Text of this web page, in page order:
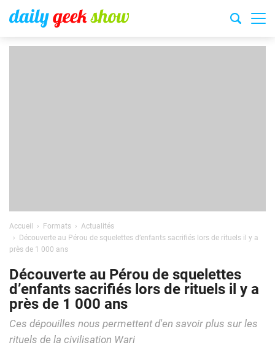
Accueil Formats
Actualités
Découverte au Pérou de squelettes d’enfants sacrifiés lors de rituels il y a
près de 1 000 ans
Découverte au Pérou de squelettes
d’enfants sacrifiés lors de rituels il y a
près de 1 000 ans
Ces dépouilles nous permettent d'en savoir plus sur les
rituels de la civilisation Wari